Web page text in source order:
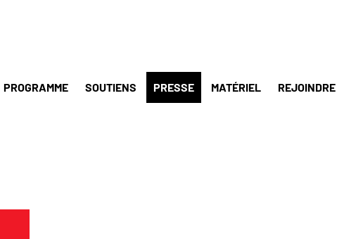
PROGRAMME SOUTIENS PRESSE MATÉRIEL REJOINDRE